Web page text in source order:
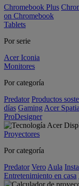
Chromebook Plus
on Chromebook
Tablets
Por serie
Acer Iconia
Monitores
Por categoría
Predator Productos
días Gaming Acer
ProDesigner
Proyectores
Por categoría
Predator Vero Aula
Entretenimiento en casa